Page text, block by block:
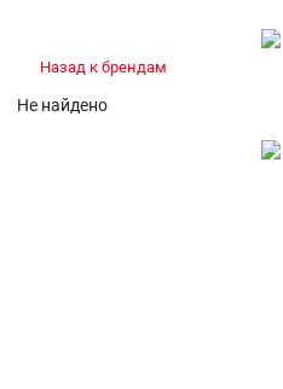
Назад к брендам
Не найдено